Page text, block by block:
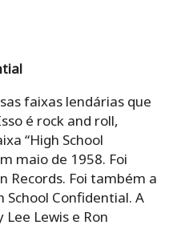
faixas lendárias que
é rock and roll,
“High School
maio de 1958. Foi
Records. Foi também a
Confidential. A
Lewis e Ron